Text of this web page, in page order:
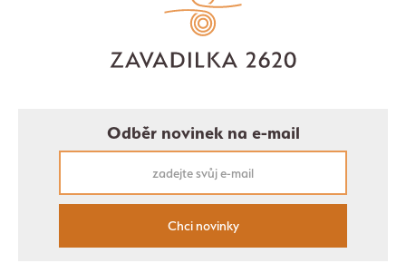
Odběr novinek na e-mail
Chci novinky